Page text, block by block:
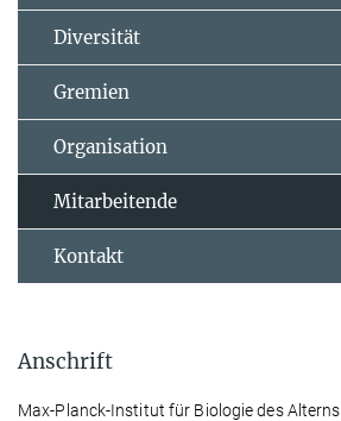
Diversität
Gremien
Organisation
Mitarbeitende
Kontakt
Anschrift
Max-Planck-Institut für Biologie des Alterns